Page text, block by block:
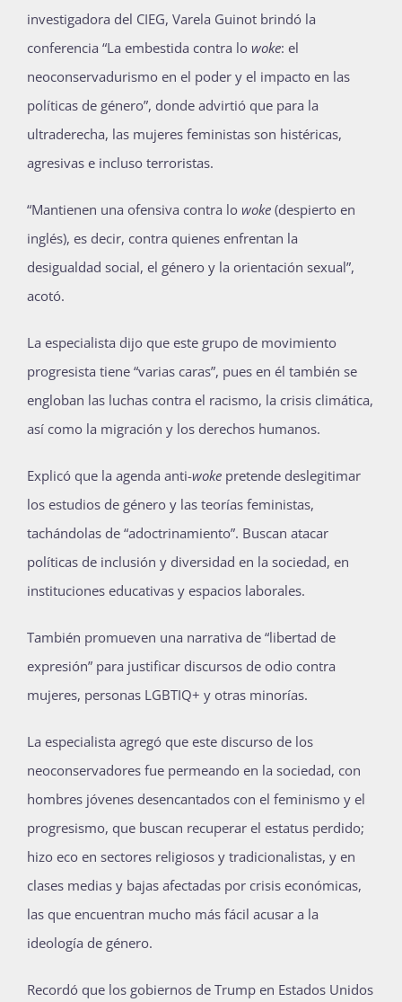
investigadora del CIEG, Varela Guinot brindó la
conferencia “La embestida contra lo woke: el
neoconservadurismo en el poder y el impacto en las
políticas de género”, donde advirtió que para la
ultraderecha, las mujeres feministas son histéricas,
agresivas e incluso terroristas.
“Mantienen una ofensiva contra lo woke (despierto en
inglés), es decir, contra quienes enfrentan la
desigualdad social, el género y la orientación sexual”,
acotó.
La especialista dijo que este grupo de movimiento
progresista tiene “varias caras”, pues en él también se
engloban las luchas contra el racismo, la crisis climática,
así como la migración y los derechos humanos.
Explicó que la agenda anti-woke pretende deslegitimar
los estudios de género y las teorías feministas,
tachándolas de “adoctrinamiento”. Buscan atacar
políticas de inclusión y diversidad en la sociedad, en
instituciones educativas y espacios laborales.
También promueven una narrativa de “libertad de
expresión” para justificar discursos de odio contra
mujeres, personas LGBTIQ+ y otras minorías.
La especialista agregó que este discurso de los
neoconservadores fue permeando en la sociedad, con
hombres jóvenes desencantados con el feminismo y el
progresismo, que buscan recuperar el estatus perdido;
hizo eco en sectores religiosos y tradicionalistas, y en
clases medias y bajas afectadas por crisis económicas,
las que encuentran mucho más fácil acusar a la
ideología de género.
Recordó que los gobiernos de Trump en Estados Unidos